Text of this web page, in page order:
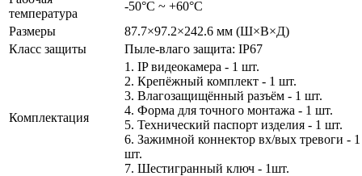
температура
-50°С ~ +60°С
Размеры
87.7×97.2×242.6 мм (Ш×В×Д)
Класс защиты
Пыле-влаго защита: IP67
Комплектация
1. IP видеокамера - 1 шт.
2. Крепёжный комплект - 1 шт.
3. Влагозащищённый разъём - 1 шт.
4. Форма для точного монтажа - 1 шт.
5. Технический паспорт изделия - 1 шт.
6. Зажимной коннектор вх/вых тревоги - 1
шт.
7. Шестигранный ключ - 1шт.